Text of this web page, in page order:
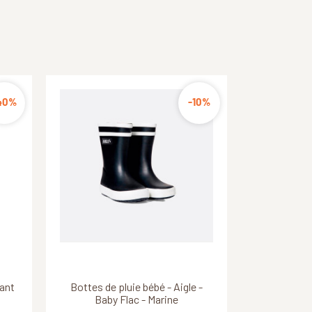
Bottes de pluie enfant Aigle -
Lolly Pop - Rouge
-10%
Bottes de pluie bébé - Aigle -
Baby Flac - Marine
-10%